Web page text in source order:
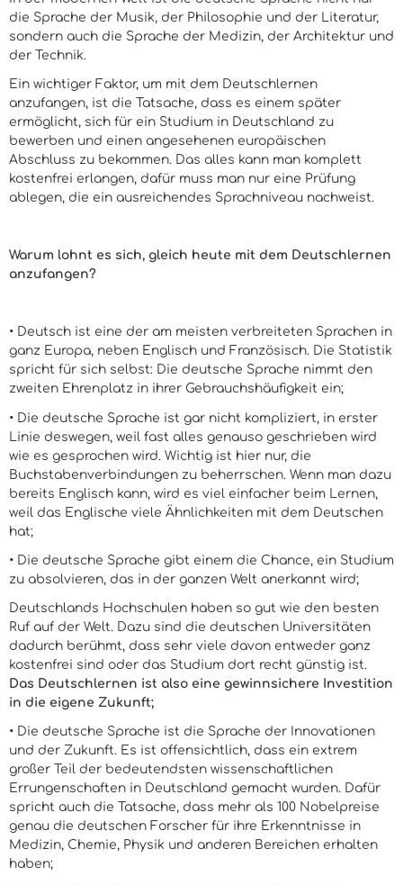
die Sprache der Musik, der Philosophie und der Literatur,
sondern auch die Sprache der Medizin, der Architektur und
der Technik.
Ein wichtiger Faktor, um mit dem Deutschlernen
anzufangen, ist die Tatsache, dass es einem später
ermöglicht, sich für ein Studium in Deutschland zu
bewerben und einen angesehenen europäischen
Abschluss zu bekommen. Das alles kann man komplett
kostenfrei erlangen, dafür muss man nur eine Prüfung
ablegen, die ein ausreichendes Sprachniveau nachweist.
Warum lohnt es sich, gleich heute mit dem Deutschlernen
anzufangen?
• Deutsch ist eine der am meisten verbreiteten Sprachen in
ganz Europa, neben Englisch und Französisch. Die Statistik
spricht für sich selbst: Die deutsche Sprache nimmt den
zweiten Ehrenplatz in ihrer Gebrauchshäufigkeit ein;
• Die deutsche Sprache ist gar nicht kompliziert, in erster
Linie deswegen, weil fast alles genauso geschrieben wird
wie es gesprochen wird. Wichtig ist hier nur, die
Buchstabenverbindungen zu beherrschen. Wenn man dazu
bereits Englisch kann, wird es viel einfacher beim Lernen,
weil das Englische viele Ähnlichkeiten mit dem Deutschen
hat;
• Die deutsche Sprache gibt einem die Chance, ein Studium
zu absolvieren, das in der ganzen Welt anerkannt wird;
Deutschlands Hochschulen haben so gut wie den besten
Ruf auf der Welt. Dazu sind die deutschen Universitäten
dadurch berühmt, dass sehr viele davon entweder ganz
kostenfrei sind oder das Studium dort recht günstig ist.
Das Deutschlernen ist also eine gewinnsichere Investition
in die eigene Zukunft;
• Die deutsche Sprache ist die Sprache der Innovationen
und der Zukunft. Es ist offensichtlich, dass ein extrem
großer Teil der bedeutendsten wissenschaftlichen
Errungenschaften in Deutschland gemacht wurden. Dafür
spricht auch die Tatsache, dass mehr als 100 Nobelpreise
genau die deutschen Forscher für ihre Erkenntnisse in
Medizin, Chemie, Physik und anderen Bereichen erhalten
haben;